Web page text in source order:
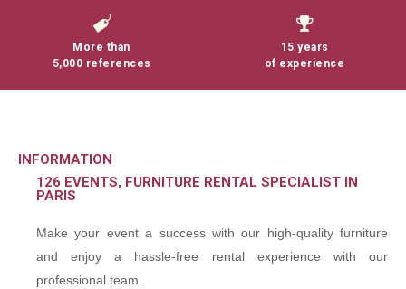
More than
5,000 references
15 years
of experience
INFORMATION
126 EVENTS, FURNITURE RENTAL SPECIALIST IN
PARIS
Make your event a success with our high-quality furniture
and enjoy a hassle-free rental experience with our
professional team.